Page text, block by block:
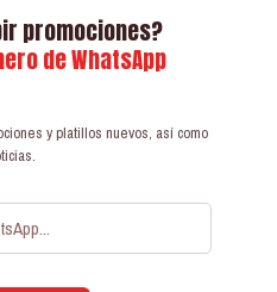
promociones?
de WhatsApp
y platillos nuevos, así como